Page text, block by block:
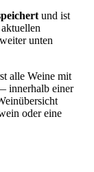
und ist
unten
alle Weine mit
innerhalb einer
oder eine